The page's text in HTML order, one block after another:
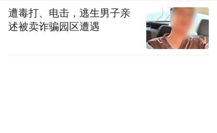
遭毒打、电击，逃生男子亲
述被卖诈骗园区遭遇